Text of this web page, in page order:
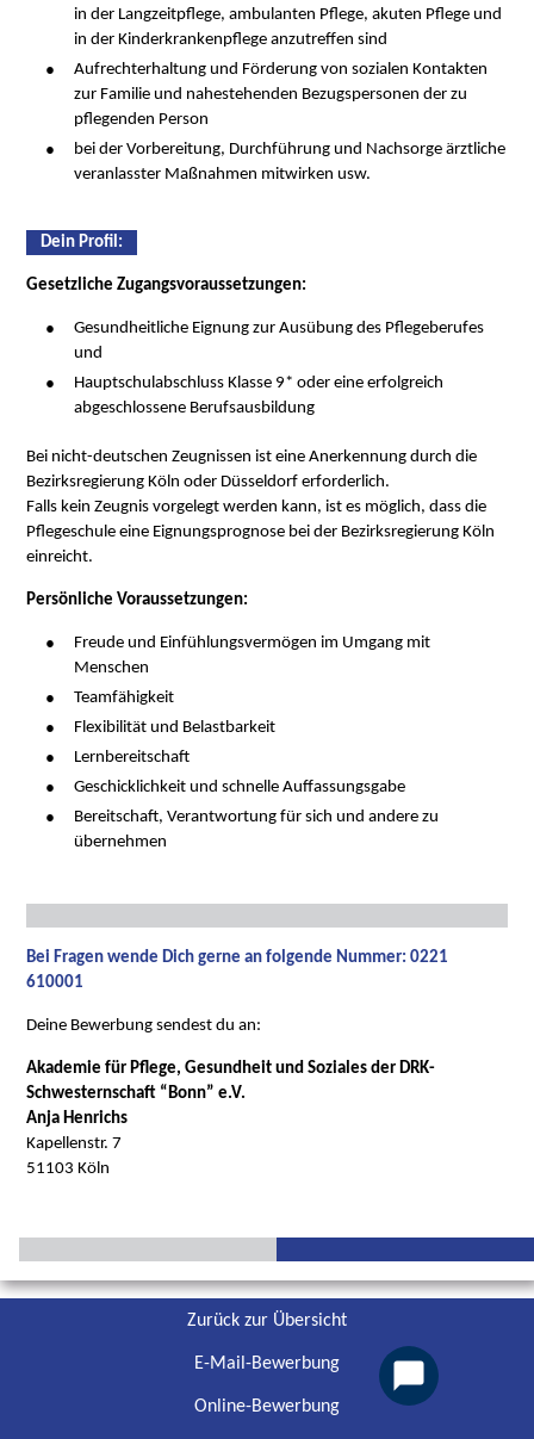
in der Langzeitpflege, ambulanten Pflege, akuten Pflege und
in der Kinderkrankenpflege anzutreffen sind
Aufrechterhaltung und Förderung von sozialen Kontakten
zur Familie und nahestehenden Bezugspersonen der zu
pflegenden Person
bei der Vorbereitung, Durchführung und Nachsorge ärztliche
veranlasster Maßnahmen mitwirken usw.
Dein Proﬁl:
Gesetzliche Zugangsvoraussetzungen:
Gesundheitliche Eignung zur Ausübung des Pflegeberufes
und
Hauptschulabschluss Klasse 9* oder eine erfolgreich
abgeschlossene Berufsausbildung
Bei nicht-deutschen Zeugnissen ist eine Anerkennung durch die
Bezirksregierung Köln oder Düsseldorf erforderlich.
Falls kein Zeugnis vorgelegt werden kann, ist es möglich, dass die
Pflegeschule eine Eignungsprognose bei der Bezirksregierung Köln
einreicht.
Persönliche Voraussetzungen:
Freude und Einfühlungsvermögen im Umgang mit
Menschen
Teamfähigkeit
Flexibilität und Belastbarkeit
Lernbereitschaft
Geschicklichkeit und schnelle Auffassungsgabe
Bereitschaft, Verantwortung für sich und andere zu
übernehmen
Bei Fragen wende Dich gerne an folgende Nummer: 0221
610001
Deine Bewerbung sendest du an:
Akademie für Pflege, Gesundheit und Soziales der DRK-
Schwesternschaft “Bonn” e.V.
Anja Henrichs
Kapellenstr. 7
51103 Köln
Zurück zur Übersicht
E-Mail-Bewerbung
Online-Bewerbung